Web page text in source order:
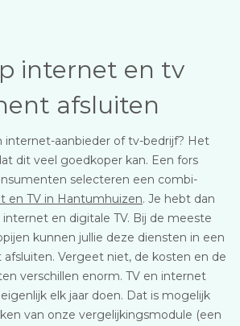
internet en tv
afsluiten
internet-aanbieder of tv-bedrijf? Het
dit veel goedkoper kan. Een fors
selecteren een combi-
en TV in Hantumhuizen. Je hebt dan
en digitale TV. Bij de meeste
kunnen jullie deze diensten in een
Vergeet niet, de kosten en de
verschillen enorm. TV en internet
elk jaar doen. Dat is mogelijk
van onze vergelijkingsmodule (een